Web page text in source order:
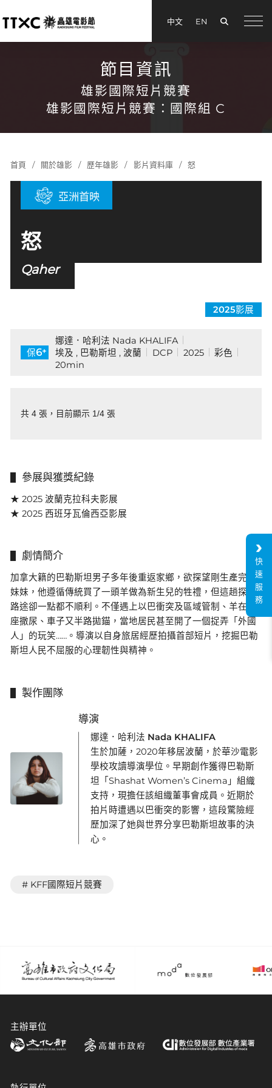
中文 EN
節目資訊
雄影國際短片競賽
雄影國際短片競賽：國際組 C
首頁 關於雄影 歷年雄影 影片資料庫 怒
亞洲首映
怒
Qaher
2025影展
保6+
娜達．哈利法 Nada KHALIFA
埃及 , 巴勒斯坦 , 波蘭
DCP 2025
彩色
20min
共 4 張，目前顯示 1/4 張
參展與獲獎紀錄
★ 2025 波蘭克拉科夫影展
★ 2025 西班牙瓦倫西亞影展
劇情簡介
加拿大籍的巴勒斯坦男子多年後重返家鄉，欲探望剛生產完的
妹妹，他遵循傳統買了一頭羊做為新生兒的牲禮，但這趟探親
路途卻一點都不順利。不僅遇上以巴衝突及區域管制、羊在後
座撒尿、車子又半路拋錨，當地居民甚至開了一個捉弄「外國
人」的玩笑……。導演以自身旅居經歷拍攝首部短片，挖掘巴勒
斯坦人民不屈服的心理韌性與精神。
製作團隊
導演
娜達．哈利法 Nada KHALIFA
生於加薩，2020年移居波蘭，於華沙電影
學校攻讀導演學位。早期創作獲得巴勒斯
坦「Shashat Women’s Cinema」組織
支持，現擔任該組織董事會成員。近期於
拍片時遭遇以巴衝突的影響，這段驚險經
歷加深了她與世界分享巴勒斯坦故事的決
心。
# KFF國際短片競賽
主辦單位
快
速
服
務